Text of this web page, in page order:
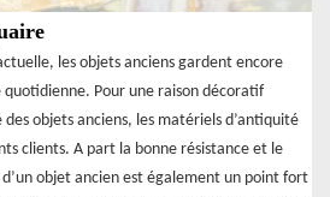
les objets anciens gardent encore
quotidienne. Pour une raison décoratif
objets anciens, les matériels d’antiquité
clients. A part la bonne résistance et le
objet ancien est également un point fort